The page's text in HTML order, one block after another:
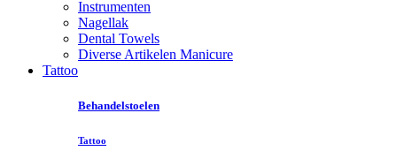
Instrumenten
Nagellak
Dental Towels
Diverse Artikelen Manicure
Tattoo
Behandelstoelen
Tattoo